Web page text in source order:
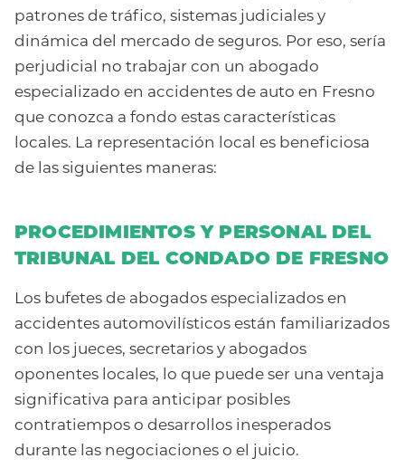
patrones de tráfico, sistemas judiciales y
dinámica del mercado de seguros. Por eso, sería
perjudicial no trabajar con un abogado
especializado en accidentes de auto en Fresno
que conozca a fondo estas características
locales. La representación local es beneficiosa
de las siguientes maneras:
PROCEDIMIENTOS Y PERSONAL DEL
TRIBUNAL DEL CONDADO DE FRESNO
Los bufetes de abogados especializados en
accidentes automovilísticos están familiarizados
con los jueces, secretarios y abogados
oponentes locales, lo que puede ser una ventaja
significativa para anticipar posibles
contratiempos o desarrollos inesperados
durante las negociaciones o el juicio.